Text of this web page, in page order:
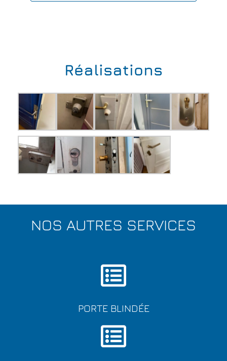
Réalisations
NOS AUTRES SERVICES
PORTE BLINDÉE